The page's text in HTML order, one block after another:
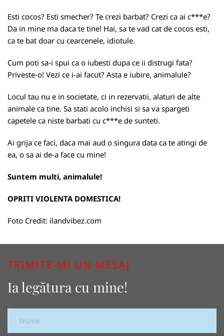
Esti cocos? Esti smecher? Te crezi barbat? Crezi ca ai c***e?
Da in mine ma daca te tine! Hai, sa te vad cat de cocos esti,
ca te bat doar cu cearcenele, idiotule.
Cum poti sa-i spui ca o iubesti dupa ce ii distrugi fata?
Priveste-o! Vezi ce i-ai facut? Asta e iubire, animalule?
Locul tau nu e in societate, ci in rezervatii, alaturi de alte
animale ca tine. Sa stati acolo inchisi si sa va spargeti
capetele ca niste barbati cu c***e de sunteti.
Ai grija ce faci, daca mai aud o singura data ca te atingi de
ea, o sa ai de-a face cu mine!
Suntem multi, animalule!
OPRITI VIOLENTA DOMESTICA!
Foto Credit: ilandvibez.com
TRIMITE-MI UN MESAJ
Ia legătura cu mine!